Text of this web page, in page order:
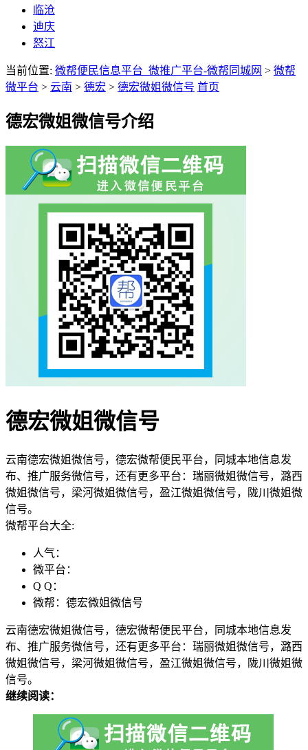
临沧
迪庆
怒江
当前位置: 微帮便民信息平台_微推广平台-微帮同城网 > 微帮
微平台 > 云南 > 德宏 > 德宏微姐微信号 首页
德宏微姐微信号介绍
德宏微姐微信号
云南德宏微姐微信号，德宏微帮便民平台，同城本地信息发
布、推广服务微信号，还有更多平台：瑞丽微姐微信号，潞西
微姐微信号，梁河微姐微信号，盈江微姐微信号，陇川微姐微
信号。
微帮平台大全:
人气：
微平台：
Q Q：
微帮：德宏微姐微信号
云南德宏微姐微信号，德宏微帮便民平台，同城本地信息发
布、推广服务微信号，还有更多平台：瑞丽微姐微信号，潞西
微姐微信号，梁河微姐微信号，盈江微姐微信号，陇川微姐微
信号。
继续阅读：